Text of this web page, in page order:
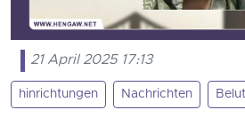
21 April 2025 17:13
hinrichtungen Nachrichten